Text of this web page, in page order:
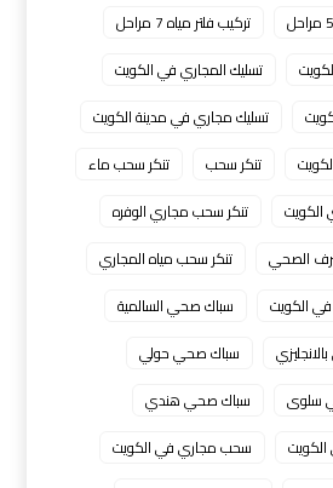
تركيب فلتر مياه 7 مراحل
تسليك المجاري في الكويت
تسليك مجاري في مدينة الكويت
تنكر سحب
تنكر سحب ماء
تنكر سحب مجاري الوفره
الصحي
تنكر سحب مياه المجاري
الكويت
سباك صحي السالمية
سباك صحي حولي
سلوى
سباك صحي هندي
سحب مجاري في الكويت